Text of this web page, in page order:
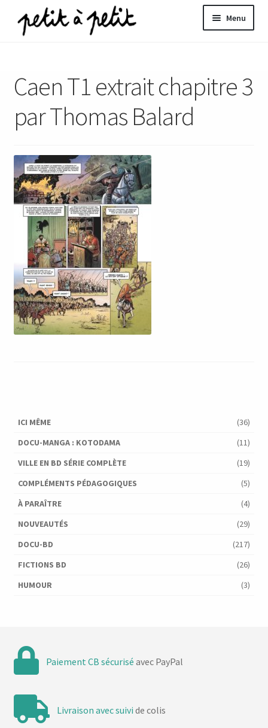
Aller
à
Aller
au
Menu
Caen T1 extrait chapitre 3
par Thomas Balard
ICI MÊME
(36)
DOCU-MANGA : KOTODAMA
(11)
VILLE EN BD SÉRIE COMPLÈTE
(19)
COMPLÉMENTS PÉDAGOGIQUES
(5)
À PARAÎTRE
(4)
NOUVEAUTÉS
(29)
DOCU-BD
(217)
FICTIONS BD
(26)
HUMOUR
(3)
Paiement CB sécurisé avec PayPal
Livraison avec suivi de colis